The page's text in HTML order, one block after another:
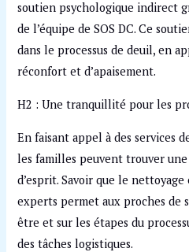
soutien psychologique indirect
de l’équipe de SOS DC. Ce
dans le processus de deuil, en
réconfort et d’apaisement.
H2 : Une tranquillité pour les
En faisant appel à des services
les familles peuvent trouver
d’esprit. Savoir que le
experts permet aux proches de
être et sur les étapes du
des tâches logistiques.